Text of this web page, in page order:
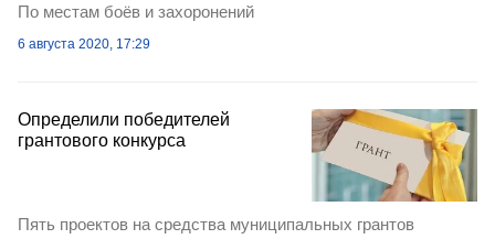
По местам боёв и захоронений
6 августа 2020, 17:29
Определили победителей
грантового конкурса
Пять проектов на средства муниципальных грантов